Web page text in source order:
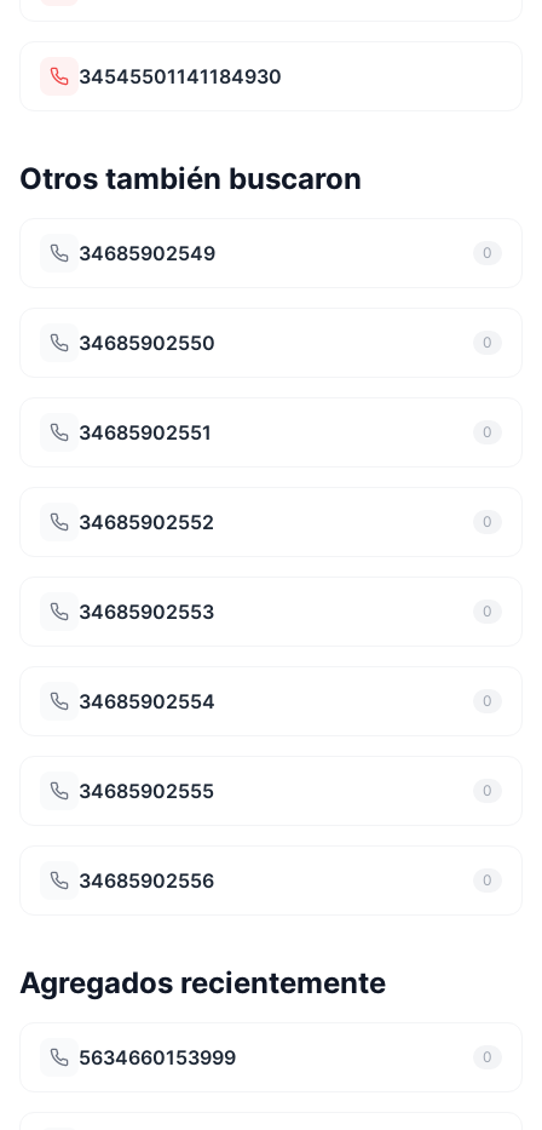
34545501141184930
Otros también buscaron
34685902549 0
34685902550 0
34685902551 0
34685902552 0
34685902553 0
34685902554 0
34685902555 0
34685902556 0
Agregados recientemente
5634660153999 0